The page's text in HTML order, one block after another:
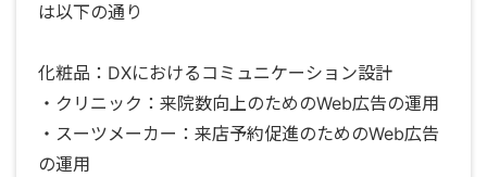
は以下の通り
化粧品：DXにおけるコミュニケーション設計
・クリニック：来院数向上のためのWeb広告の運用
・スーツメーカー：来店予約促進のためのWeb広告
の運用